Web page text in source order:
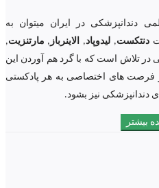
دندانپزشکی در ایران میتوان به
دنتکست, لیدوپاد, الاینرباز , مارتنزیت,
در تلاش است که با گرد هم آوردن این
فرصت های اختصاصی به هر پادکستی
دندانپزشکی نیز بشود.
بیشتر